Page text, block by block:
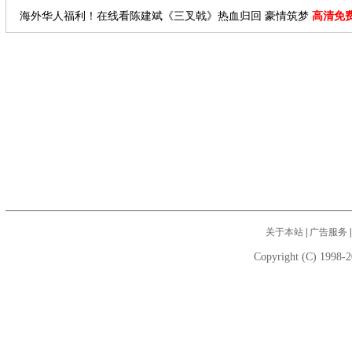
海外华人福利！在线看陈建斌《三叉戟》热血归回 豪情筑梦 高清免
关于本站| 广告服务
Copyright (C) 1998-